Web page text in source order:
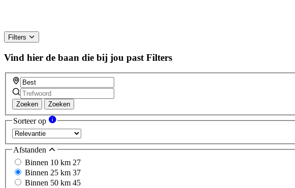
Filters
Vind hier de baan die bij jou past Filters
Zoeken Zoeken
Sorteer op
Afstanden
Binnen 10 km 27
Binnen 25 km 37
Binnen 50 km 45